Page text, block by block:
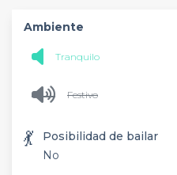
Ambiente
Tranquilo
Festivo
💃
Posibilidad de bailar
No